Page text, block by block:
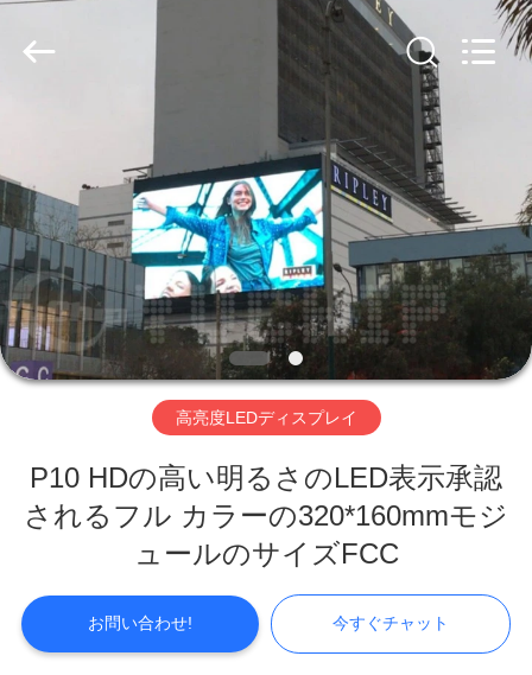
製
品
ビ
デ
VR
ョ
ー
2026
All
Rights
Reserved.
Developed
by
ECER
高亮度LEDディスプレイ
P10 HDの高い明るさのLED表示承認
されるフル カラーの320*160mmモジ
ュールのサイズFCC
お問い合わせ! 今すぐチャット